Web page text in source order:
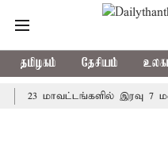
தமிழகம் தேசியம்
மாவட்டங்களில் இரவு 7